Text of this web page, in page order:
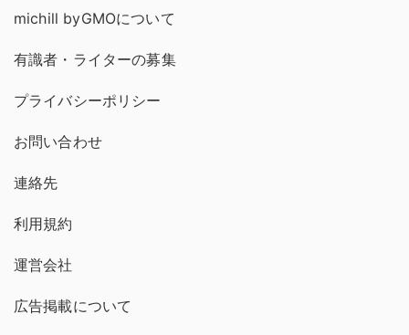
michill byGMOについて
有識者・ライターの募集
プライバシーポリシー
お問い合わせ
連絡先
利用規約
運営会社
広告掲載について